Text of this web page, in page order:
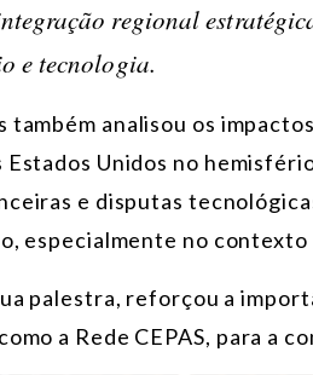
regional
e tecnologia.
também analisou os
Estados Unidos no
e disputas
especialmente no contexto
palestra, reforçou a
a Rede CEPAS, para a